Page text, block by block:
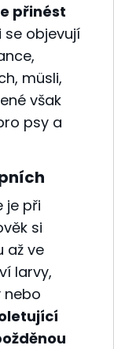
přinést
se objevují
müsli,
však
psy a
je při
si
až ve
larvy,
nebo